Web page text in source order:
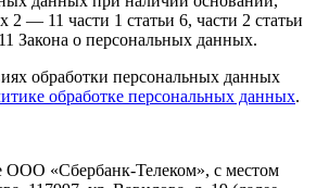
2 — 11 части 1 статьи 6, части 2 статьи
Закона о персональных данных.
обработки персональных данных
обработке персональных данных.
ООО «Сбербанк-Телеком», с местом